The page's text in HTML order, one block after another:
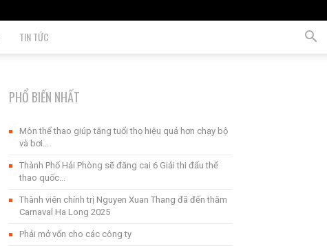
TIN TỨC
PHỔ BIẾN NHẤT
Môn thể thao giúp tăng tuổi thọ hiệu quả hơn chạy bộ
và bơi...
Thành Phố Hải Phòng sẽ đăng cai 6 Giải thi đấu thể
thao quốc...
Thành viên chính trị Nguyen Xuan Thang đã đến thăm
Carnaval Ha Long 2025
Phải mở vốn cho các công ty